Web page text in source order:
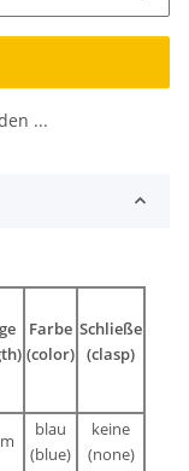
...
Farbe
(color)
Schließe
(clasp)
blau
(blue)
keine
(none)